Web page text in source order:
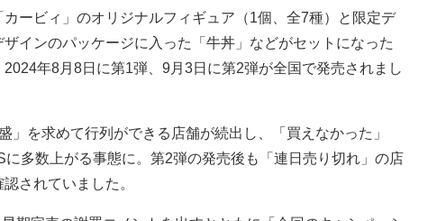
ービィ」のオリジナルフィギュア（1個、全7種）と限定デ
インのパッケージに入った「牛丼」などがセットになった
年8月8日に第1弾、9月3日に第2弾が全国で発売されまし
を求めて行列ができる店舗が続出し、「買えなかった」
に多数上がる事態に。第2弾の発売後も「連日売り切れ」の店
されていました。